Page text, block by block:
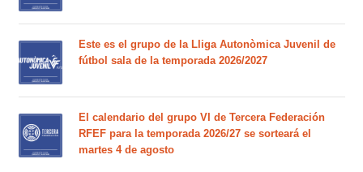
Este es el grupo de la Lliga Autonòmica Juvenil de
fútbol sala de la temporada 2026/2027
El calendario del grupo VI de Tercera Federación
RFEF para la temporada 2026/27 se sorteará el
martes 4 de agosto